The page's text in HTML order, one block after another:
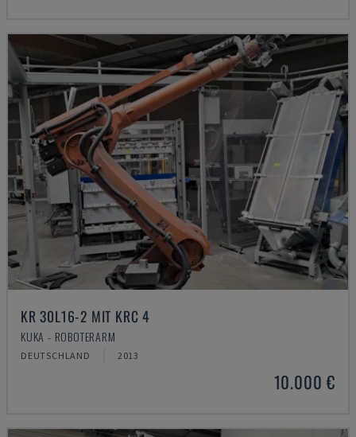
KR 30L16-2 MIT KRC 4
KUKA - ROBOTERARM
DEUTSCHLAND 2013
10.000 €